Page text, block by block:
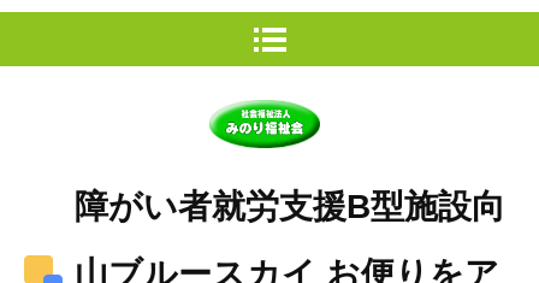
障がい者就労支援B型施設向
山ブルースカイ お便りをア